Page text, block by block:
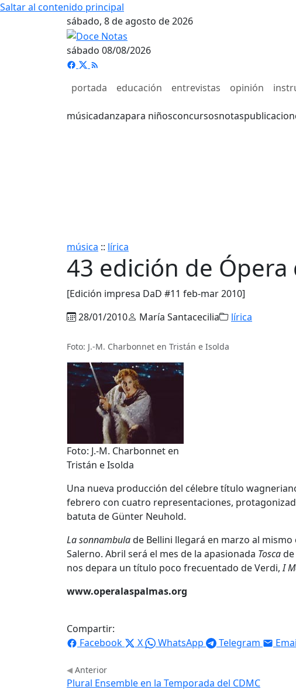
Saltar al contenido principal
sábado, 8 de agosto de 2026
sábado 08/08/2026
portada educación entrevistas opinión
músicadanzapara niñosconcursosnotas
música :: lírica
43 edición de Ópera
[Edición impresa DaD #11 feb-mar 2010]
28/01/2010
María Santacecilia lírica
Foto: J.-M. Charbonnet en Tristán e Isolda
Foto: J.-M. Charbonnet en
Tristán e Isolda
Una nueva producción del célebre título
febrero con cuatro representaciones,
batuta de Günter Neuhold.
La sonnambulade Bellini llegará en marzo al
Salerno. Abril será el mes de la apasionada Tosca
nos depara un título poco frecuentado de Verdi,I
www.operalaspalmas.org
Compartir:
Facebook
X WhatsApp Telegram
Anterior
Plural Ensemble en la Temporada del CDMC